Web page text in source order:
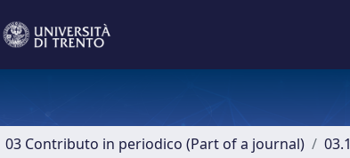
03 Contributo in periodico (Part of a journal)